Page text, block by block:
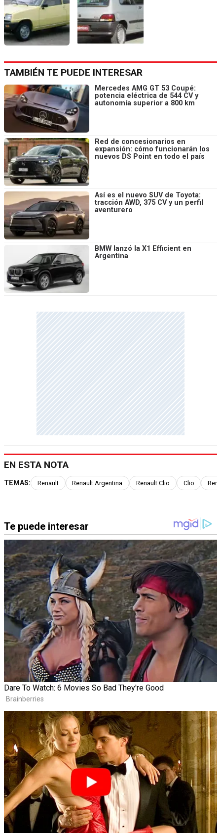
TAMBIÉN TE PUEDE INTERESAR
Mercedes AMG GT 53 Coupé:
potencia eléctrica de 544 CV y
autonomía superior a 800 km
Red de concesionarios en
expansión: cómo funcionarán los
nuevos DS Point en todo el país
Así es el nuevo SUV de Toyota:
tracción AWD, 375 CV y un perfil
aventurero
BMW lanzó la X1 Efficient en
Argentina
EN ESTA NOTA
TEMAS: Renault Renault Argentina Renault Clio Clio